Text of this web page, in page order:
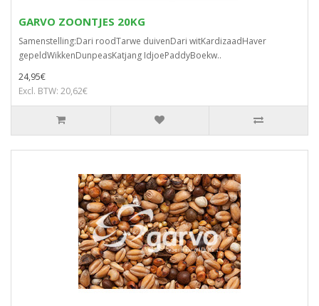
GARVO ZOONTJES 20KG
Samenstelling:Dari roodTarwe duivenDari witKardizaadHaver
gepeldWikkenDunpeasKatjang IdjoePaddyBoekw..
24,95€
Excl. BTW: 20,62€